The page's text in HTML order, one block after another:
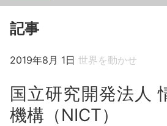
記事
2019年8月 1日 世界を動かせ
国立研究開発法人
機構（NICT）